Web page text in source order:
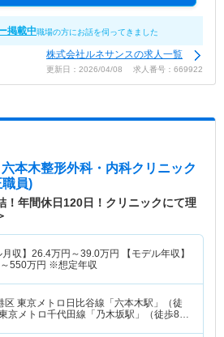
掲載中職場の方にお話を伺ってきました
株式会社ルネサンスの求人一覧
更新日：2026/04/08 求人番号：669922
本木整形外科・内科クリニック
員)
！年間休日120日！クリニックにて理
収】 26.4万円～39.0万円
【モデル年収】
550万円 ※想定年収
区 東京メトロ日比谷線「六本木駅」（徒
京メトロ千代田線「乃木坂駅」（徒歩8